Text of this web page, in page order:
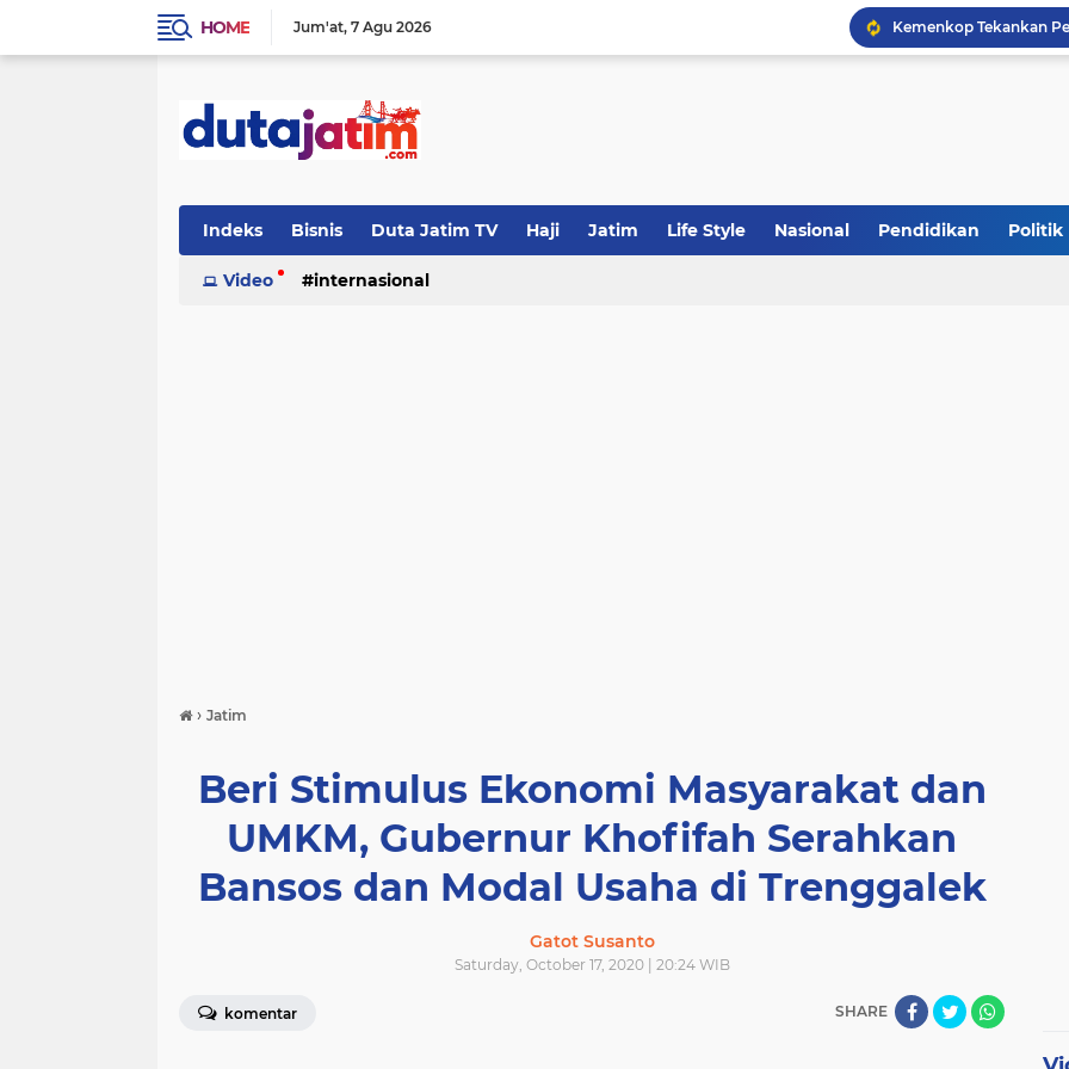
HOME Jum'at 7 Agu 2026
Sinergi Fiskal Moneter:
Indeks Bisnis Duta Jatim TV Haji Jatim Life Style Nasional Pendidikan Politik
Video internasional
› Jatim
Beri Stimulus Ekonomi Masyarakat dan
UMKM, Gubernur Khofifah Serahkan
Bansos dan Modal Usaha di Trenggalek
Gatot Susanto
Saturday, October 17, 2020 | 20:24 WIB
komentar SHARE